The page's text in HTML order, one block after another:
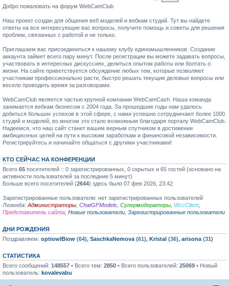
Добро пожаловать на форум WebCamClub
Наш проект создан для общения веб моделей и вебкам студий. Тут вы найдете
ответы на все интересующие вас вопросы, получите помощь и советы для решения
проблем, связанных с работой и не только.
Приглашаем вас присоединиться к нашему клубу единомышленников. Создание
аккаунта займет всего пару минут. После регистрации вы можете задавать вопросы,
участвовать в интересных дискуссиях, делиться опытом работы или болтать о
жизни. На сайте приветствуется обсуждение любых тем, которые позволяют
участникам профессионально расти, быстро решать текущие деловые вопросы или
весело проводить время за разговорами.
WebCamClub является частью крупной компании WebCamCash. Наша команда
занимается вебкам бизнесом с 2004 года. За прошедшие годы нам удалось
добиться больших успехов в этой сфере, с нами успешно сотрудничают более 1000
студий и моделей, во многом это стало возможным благодаря порталу WebCamClub.
Надеемся, что наш сайт станет вашим верным спутником в достижении
амбициозных целей на пути к высоким заработкам и финансовой независимости.
Регистрируйтесь и начинайте общаться с другими участниками!
КТО СЕЙЧАС НА КОНФЕРЕНЦИИ
Всего 65 посетителей :: 0 зарегистрированных, 0 скрытых и 65 гостей (основано на
активности пользователей за последние 5 минут)
Больше всего посетителей (2644) здесь было 07 фев 2026, 23:42
Зарегистрированные пользователи: нет зарегистрированных пользователей
Легенда: Администраторы ChatGFModels Супермодераторы WccClient,
Представитель сайта Новые пользователи Зарегистрированные пользователи
ДНИ РОЖДЕНИЯ
Поздравляем: optiowlBiow (64), SaschkaNemova (61), Kristal (36), arisona (31)
СТАТИСТИКА
Всего сообщений: 148557 • Всего тем: 2850 • Всего пользователей: 25069 • Новый
пользователь: kovalevabu